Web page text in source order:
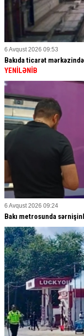
6 Avqust 2026 09:53
Bakıda ticarət
YENİLƏNİB
6 Avqust 2026 09:24
Bakı metrosunda